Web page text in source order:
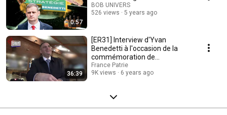
0:57
BOB UNIVERS
526 views
5 years ago
36:39
[ER31] Interview d'Yvan
Benedetti à l'occasion de la
commémoration de
l'assassinat de P. Lespinasse
France Patrie
9K views
6 years ago